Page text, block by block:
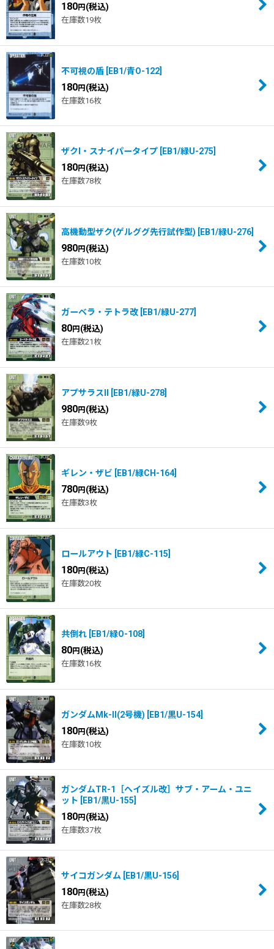
180円 (税込)
在庫数19枚
不可視の盾 EB1/青O-122
180円 (税込)
在庫数16枚
ザクI・スナイパータイプ EB1/緑U-275
180円 (税込)
在庫数78枚
高機動型ザク(ゲルググ先行試作型) EB1/緑U-276
980円 (税込)
在庫数10枚
ガーベラ・テトラ改 EB1/緑U-277
80円 (税込)
在庫数21枚
アプサラスII EB1/緑U-278
980円 (税込)
在庫数9枚
ギレン・ザビ EB1/緑CH-164]
780円 (税込)
在庫数3枚
ロールアウト EB1/緑C-115
180円 (税込)
在庫数20枚
共倒れ EB1/緑O-108
80円 (税込)
在庫数16枚
ガンダムMk-II(2号機) EB1/黒U-154]
180円 (税込)
在庫数10枚
ガンダムTR-1［ヘイズル改］サブ・アーム・ユニ
ット
EB1/黒U-155
180円 (税込)
在庫数37枚
サイコガンダム EB1/黒U-156
180円 (税込)
在庫数28枚